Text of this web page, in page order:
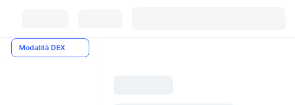
Modalità DEX